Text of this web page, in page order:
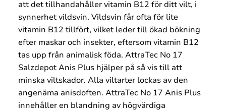
att det tillhandahåller vitamin B12 för ditt vilt, i
synnerhet vildsvin. Vildsvin får ofta för lite
vitamin B12 tillfört, vilket leder till ökad bökning
efter maskar och insekter, eftersom vitamin B12
tas upp från animalisk föda. AttraTec No 17
Salzdepot Anis Plus hjälper på så vis till att
minska viltskador. Alla viltarter lockas av den
angenäma anisdoften. AttraTec No 17 Anis Plus
innehåller en blandning av högvärdiga